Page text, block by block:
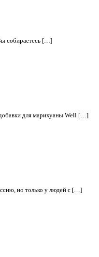
собираетесь […]
для марихуаны Well […]
но только у людей с […]